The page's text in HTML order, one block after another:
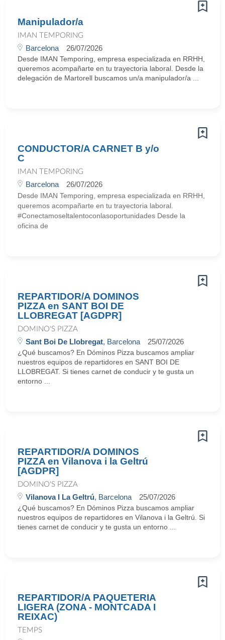
Manipulador/a
IMAN TEMPORING
Barcelona 26/07/2026
Desde IMAN Temporing, empresa especializada en RRHH,
queremos acompañarte en tu trayectoria laboral. Desde la
delegación de Martorell buscamos un/a manipulador/a ...
CONDUCTOR/A CARNET B y/o
C
IMAN TEMPORING
Barcelona 26/07/2026
Desde IMAN Temporing, empresa especializada en RRHH,
queremos acompañarte en tu trayectoria laboral.
#Conectamoseltalentoconlasoportunidades Desde la
oficina de
REPARTIDOR/A DOMINOS
PIZZA en SANT BOI DE
LLOBREGAT [AGDPR]
DOMINO'S PIZZA
Sant Boi De Llobregat, Barcelona 25/07/2026
¿Qué buscamos? En Dóminos Pizza buscamos ampliar
nuestros equipos de repartidores en SANT BOI DE
LLOBREGAT. Si tienes carnet de conducir y te gusta un
entorno ...
REPARTIDOR/A DOMINOS
PIZZA en Vilanova i la Geltrú
[AGDPR]
DOMINO'S PIZZA
Vilanova I La Geltrú, Barcelona 25/07/2026
¿Qué buscamos? En Dóminos Pizza buscamos ampliar
nuestros equipos de repartidores en Vilanova i la Geltrú. Si
tienes carnet de conducir y te gusta un entorno ...
REPARTIDOR/A PAQUETERIA
LIGERA (ZONA - MONTCADA I
REIXAC)
TEMPS